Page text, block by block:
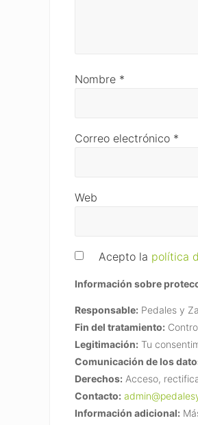
Nombre *
Correo electrónico *
Web
Acepto la política
Información sobre
Responsable: Pedales y
Fin del tratamiento:
Legitimación: Tu
Comunicación de los
Derechos: Acceso,
Contacto:
Información adicional: